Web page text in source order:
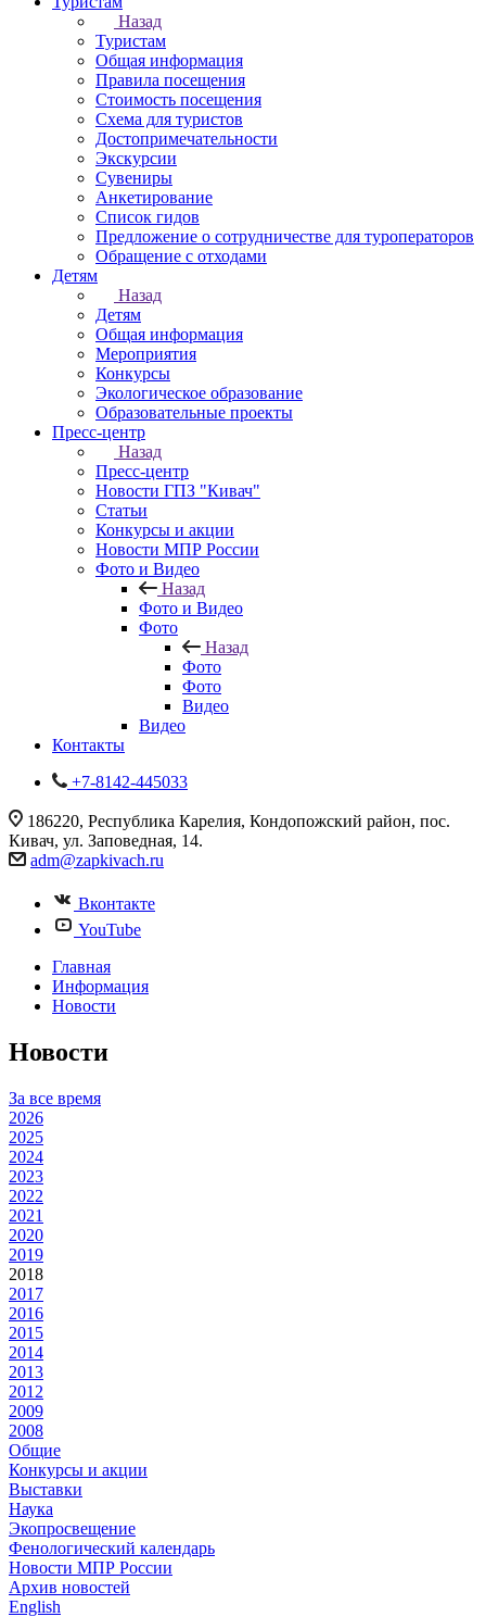
Назад
Туристам
Общая информация
Правила посещения
Стоимость посещения
Схема для туристов
Достопримечательности
Экскурсии
Сувениры
Анкетирование
Список гидов
Предложение о сотрудничестве для туроператоров
Обращение с отходами
Детям
Назад
Детям
Общая информация
Мероприятия
Конкурсы
Экологическое образование
Образовательные проекты
Пресс-центр
Назад
Пресс-центр
Новости ГПЗ "Кивач"
Статьи
Конкурсы и акции
Новости МПР России
Фото и Видео
Назад
Фото и Видео
Фото
Назад
Фото
Фото
Видео
Видео
Контакты
+7-8142-445033
186220, Республика Карелия, Кондопожский район, пос.
Кивач, ул. Заповедная, 14.
adm@zapkivach.ru
Вконтакте
YouTube
Главная
Информация
Новости
Новости
За все время
2026
2025
2024
2023
2022
2021
2020
2019
2018
2017
2016
2015
2014
2013
2012
2009
2008
Общие
Конкурсы и акции
Выставки
Наука
Экопросвещение
Фенологический календарь
Новости МПР России
Архив новостей
English